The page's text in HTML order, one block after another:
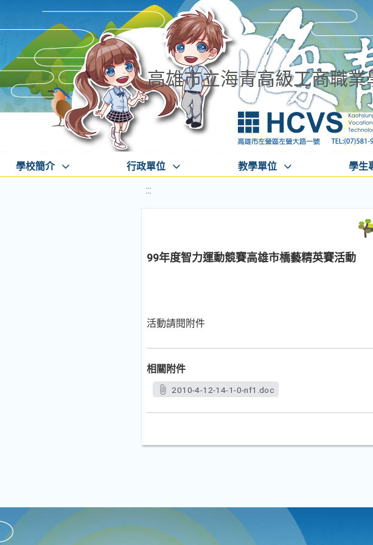
高雄市立海青高級工商職業
學校簡介 行政單位 教學單位 學生
:::
99年度智力運動競賽高雄市橋藝精英賽活動
活動請閱附件
相關附件
2010-4-12-14-1-0-nf1.doc